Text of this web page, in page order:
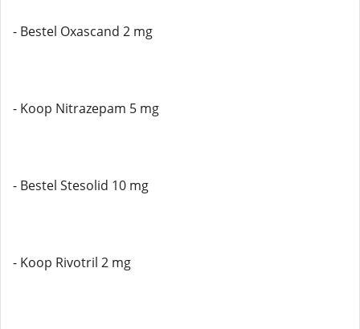
- Bestel Oxascand 2 mg
- Koop Nitrazepam 5 mg
- Bestel Stesolid 10 mg
- Koop Rivotril 2 mg